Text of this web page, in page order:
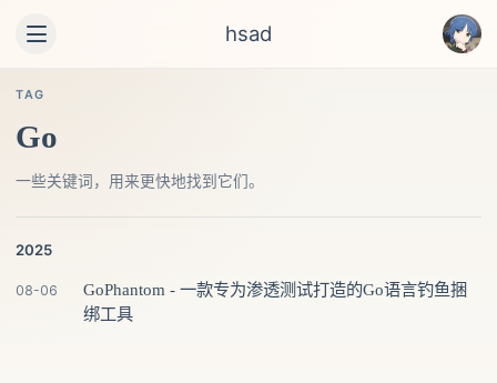
hsad
TAG
Go
一些关键词，用来更快地找到它们。
2025
08-06
GoPhantom - 一款专为渗透测试打造的Go语言钓鱼捆
绑工具